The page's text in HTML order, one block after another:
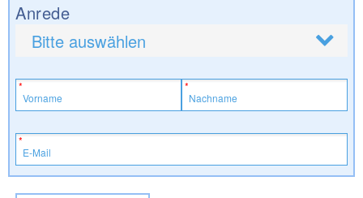
Anrede